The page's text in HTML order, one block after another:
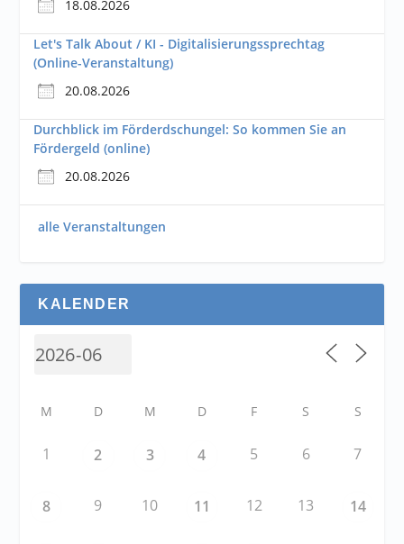
18.08.2026
Let's Talk About / KI - Digitalisierungssprechtag
(Online-Veranstaltung)
20.08.2026
Durchblick im Förderdschungel: So kommen Sie an
Fördergeld (online)
20.08.2026
alle Veranstaltungen
KALENDER
M D M D F S S
1 2 3 4 5 6 7
8 9 10 11 12 13 14